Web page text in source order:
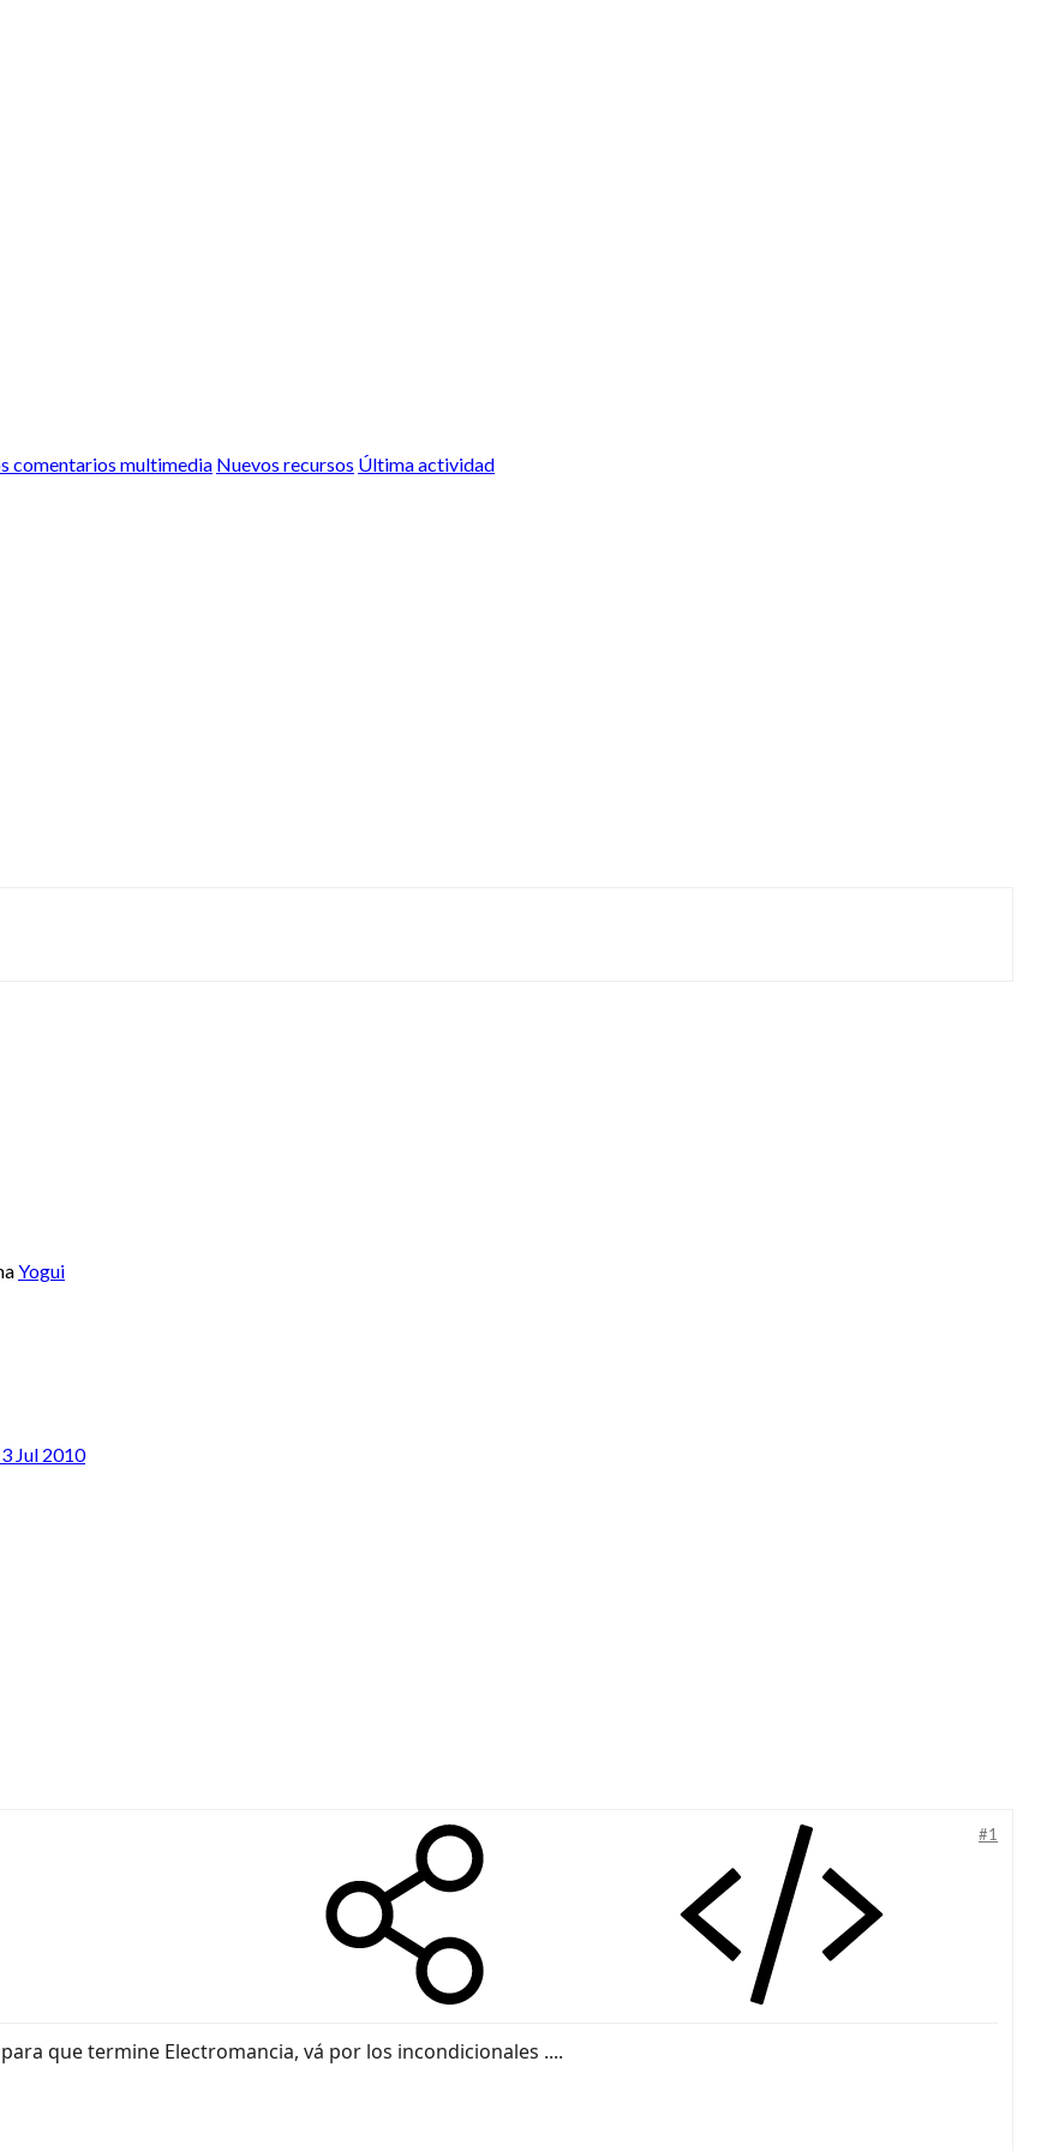
comentarios multimedia Nuevos recursos Última actividad
Yogui
Jul 2010
#1
que termine Electromancia, vá por los incondicionales ....